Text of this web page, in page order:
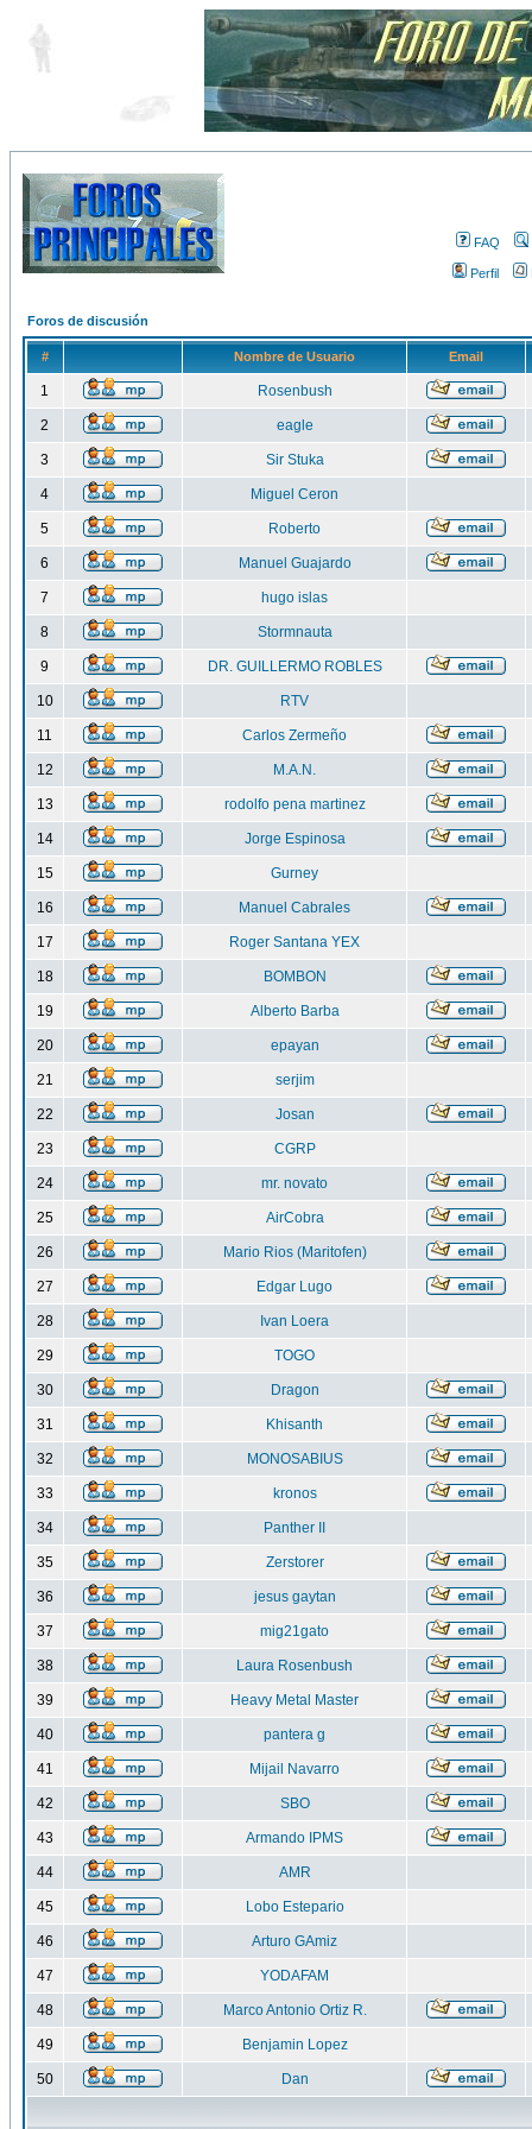
FAQ
Perfil
Foros de discusión
# Nombre de Usuario Email
1 Rosenbush
2 eagle
3 Sir Stuka
4 Miguel Ceron
5 Roberto
6 Manuel Guajardo
7 hugo islas
8 Stormnauta
9 DR. GUILLERMO ROBLES
10 RTV
11 Carlos Zermeño
12 M.A.N.
13 rodolfo pena martinez
14 Jorge Espinosa
15 Gurney
16 Manuel Cabrales
17 Roger Santana YEX
18 BOMBON
19 Alberto Barba
20 epayan
21 serjim
22 Josan
23 CGRP
24 mr. novato
25 AirCobra
26 Mario Rios (Maritofen)
27 Edgar Lugo
28 Ivan Loera
29 TOGO
30 Dragon
31 Khisanth
32 MONOSABIUS
33 kronos
34 Panther II
35 Zerstorer
36 jesus gaytan
37 mig21gato
38 Laura Rosenbush
39 Heavy Metal Master
40 pantera g
41 Mijail Navarro
42 SBO
43 Armando IPMS
44 AMR
45 Lobo Estepario
46 Arturo GAmiz
47 YODAFAM
48 Marco Antonio Ortiz R.
49 Benjamin Lopez
50 Dan